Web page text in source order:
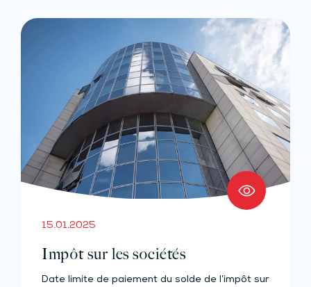
15.01.2025
Impôt sur les sociétés
Date limite de paiement du solde de l’impôt sur